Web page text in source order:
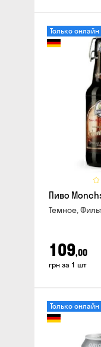
Только онлайн
Пиво
Темное,
109,00
грн за 1 шт
Только онлайн